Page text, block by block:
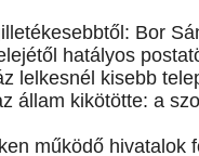
Bor
hatályos
lelkesnél kisebb
állam kikötötte: a
működő hivatalok